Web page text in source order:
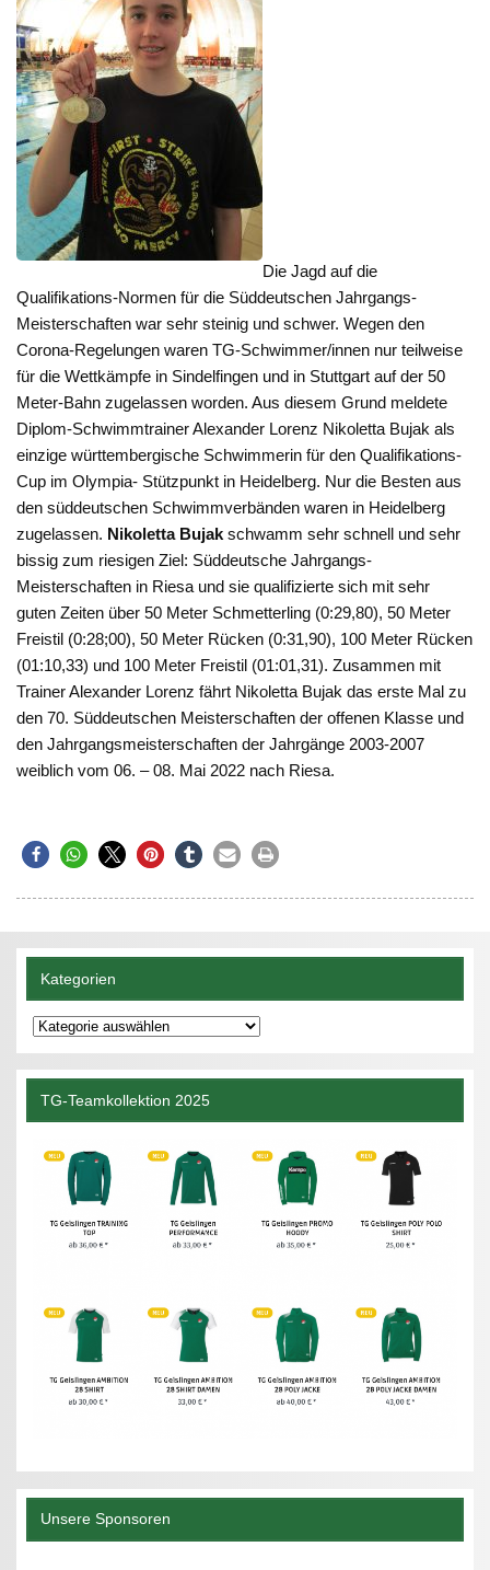
Die Jagd auf die
Qualifikations-Normen für die Süddeutschen Jahrgangs-
Meisterschaften war sehr steinig und schwer. Wegen den
Corona-Regelungen waren TG-Schwimmer/innen nur teilweise
für die Wettkämpfe in Sindelfingen und in Stuttgart auf der 50
Meter-Bahn zugelassen worden. Aus diesem Grund meldete
Diplom-Schwimmtrainer Alexander Lorenz Nikoletta Bujak als
einzige württembergische Schwimmerin für den Qualifikations-
Cup im Olympia- Stützpunkt in Heidelberg. Nur die Besten aus
den süddeutschen Schwimmverbänden waren in Heidelberg
zugelassen. Nikoletta Bujakschwamm sehr schnell und sehr
bissig zum riesigen Ziel: Süddeutsche Jahrgangs-
Meisterschaften in Riesa und sie qualifizierte sich mit sehr
guten Zeiten über 50 Meter Schmetterling (0:29,80), 50 Meter
Freistil (0:28;00), 50 Meter Rücken (0:31,90), 100 Meter Rücken
(01:10,33) und 100 Meter Freistil (01:01,31). Zusammen mit
Trainer Alexander Lorenz fährt Nikoletta Bujak das erste Mal zu
den 70. Süddeutschen Meisterschaften der offenen Klasse und
den Jahrgangsmeisterschaften der Jahrgänge 2003-2007
weiblich vom 06. – 08. Mai 2022 nach Riesa.
Kategorien
Kategorien
TG-Teamkollektion 2025
Unsere Sponsoren